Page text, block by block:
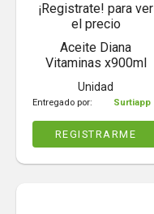
¡Registrate! para ver
el precio
Aceite Diana
Vitaminas x900ml
Unidad
Entregado por: Surtiapp
REGISTRARME